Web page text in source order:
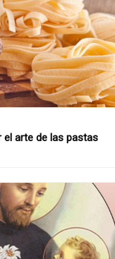
el arte de las pastas